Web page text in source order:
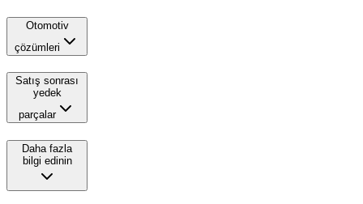
Otomotiv
çözümleri
Satış sonrası
yedek
parçalar
Daha fazla
bilgi edinin